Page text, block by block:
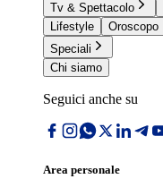
Tv & Spettacolo
Lifestyle
Oroscopo
Speciali
Chi siamo
Seguici anche su
Area personale